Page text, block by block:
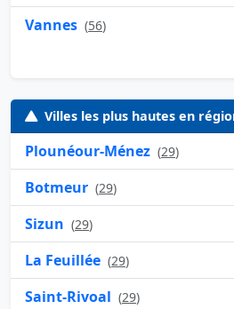
Vannes (56)
Villes les plus hautes en
Plounéour-Ménez (29)
Botmeur (29)
Sizun (29)
La Feuillée (29)
Saint-Rivoal (29)